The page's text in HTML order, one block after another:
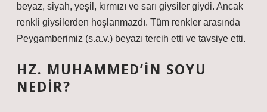
beyaz, siyah, yeşil, kırmızı ve sarı giysiler giydi. Ancak
renkli giysilerden hoşlanmazdı. Tüm renkler arasında
Peygamberimiz (s.a.v.) beyazı tercih etti ve tavsiye etti.
HZ. MUHAMMED’IN SOYU
NEDIR?